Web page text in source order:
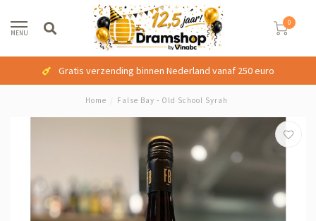
MENU
0
Gratis verzending binnen Nederland vanaf 250 euro
Home False Bay - Old School Syrah